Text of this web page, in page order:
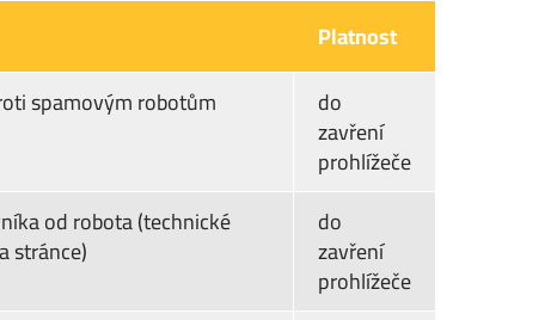
Platnost
spamovým robotům do
zavření
prohlížeče
od robota (technické
stránce)
do
zavření
prohlížeče